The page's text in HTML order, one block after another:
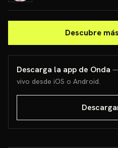
Descubre
Descarga la app de Onda —
vivo desde iOS o Android.